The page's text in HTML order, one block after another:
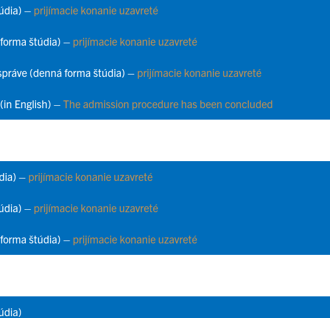
– prijímacie konanie uzavreté
štúdia) – prijímacie konanie uzavreté
(denná forma štúdia) – prijímacie konanie uzavreté
English) –The admission procedure has been concluded
– prijímacie konanie uzavreté
– prijímacie konanie uzavreté
štúdia) – prijímacie konanie uzavreté